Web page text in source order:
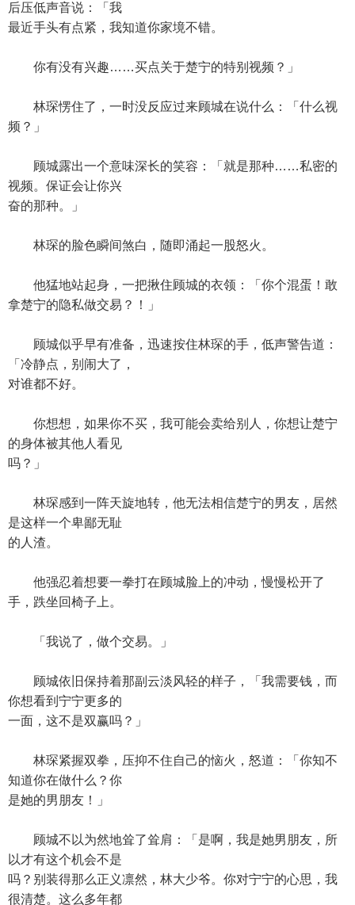
后压低声音说：「我
最近手头有点紧，我知道你家境不错。
你有没有兴趣……买点关于楚宁的特别视频？」
林琛愣住了，一时没反应过来顾城在说什么：「什么视
频？」
顾城露出一个意味深长的笑容：「就是那种……私密的
视频。保证会让你兴
奋的那种。」
林琛的脸色瞬间煞白，随即涌起一股怒火。
他猛地站起身，一把揪住顾城的衣领：「你个混蛋！敢
拿楚宁的隐私做交易？！」
顾城似乎早有准备，迅速按住林琛的手，低声警告道：
「冷静点，别闹大了，
对谁都不好。
你想想，如果你不买，我可能会卖给别人，你想让楚宁
的身体被其他人看见
吗？」
林琛感到一阵天旋地转，他无法相信楚宁的男友，居然
是这样一个卑鄙无耻
的人渣。
他强忍着想要一拳打在顾城脸上的冲动，慢慢松开了
手，跌坐回椅子上。
「我说了，做个交易。」
顾城依旧保持着那副云淡风轻的样子，「我需要钱，而
你想看到宁宁更多的
一面，这不是双赢吗？」
林琛紧握双拳，压抑不住自己的恼火，怒道：「你知不
知道你在做什么？你
是她的男朋友！」
顾城不以为然地耸了耸肩：「是啊，我是她男朋友，所
以才有这个机会不是
吗？别装得那么正义凛然，林大少爷。你对宁宁的心思，我
很清楚。这么多年都